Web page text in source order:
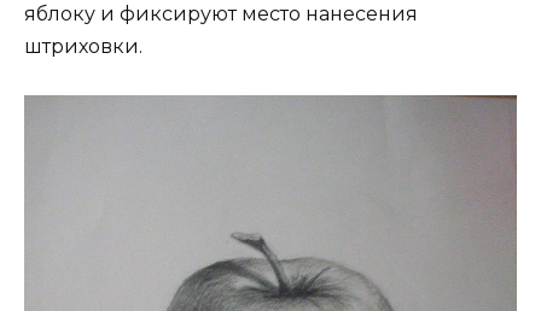
яблоку и фиксируют место нанесения
штриховки.